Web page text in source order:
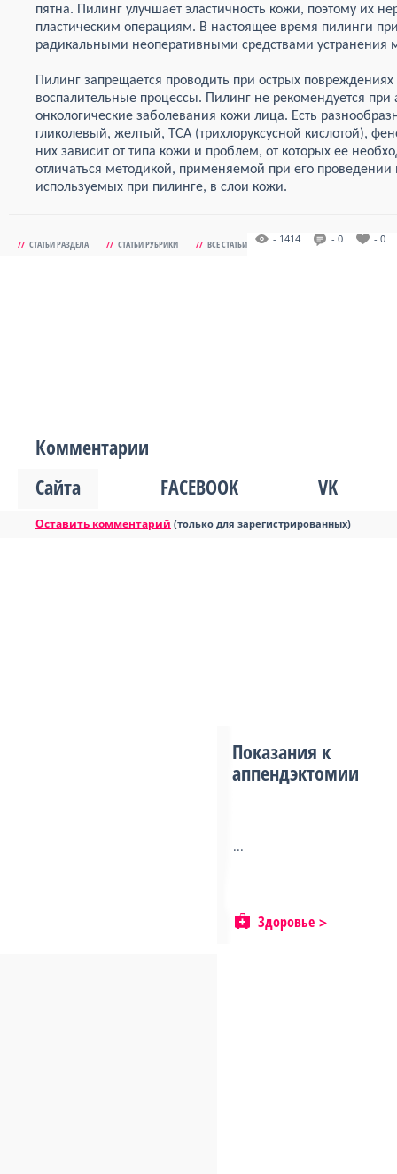
пятна. Пилинг улучшает эластичность кожи, поэтому их
пластическим операциям. В настоящее время пилинги
радикальными неоперативными средствами устранения
Пилинг запрещается проводить при острых
воспалительные процессы. Пилинг не рекомендуется при
онкологические заболевания кожи лица. Есть
гликолевый, желтый, TCA (трихлоруксусной кислотой),
них зависит от типа кожи и проблем, от которых ее
отличаться методикой, применяемой при его
используемых при пилинге, в слои кожи.
// СТАТЬИ РАЗДЕЛА // СТАТЬИ РУБРИКИ // ВСЕ СТАТЬИ - 1414 - 0 - 0
Комментарии
Сайта
FACEBOOK VK
Оставить комментарий (только для зарегистрированных)
Показания к
аппендэктомии
...
Здоровье